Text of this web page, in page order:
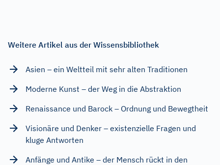
Weitere Artikel aus der Wissensbibliothek
Asien – ein Weltteil mit sehr alten Traditionen
Moderne Kunst – der Weg in die Abstraktion
Renaissance und Barock – Ordnung und Bewegtheit
Visionäre und Denker – existenzielle Fragen und
kluge Antworten
Anfänge und Antike – der Mensch rückt in den